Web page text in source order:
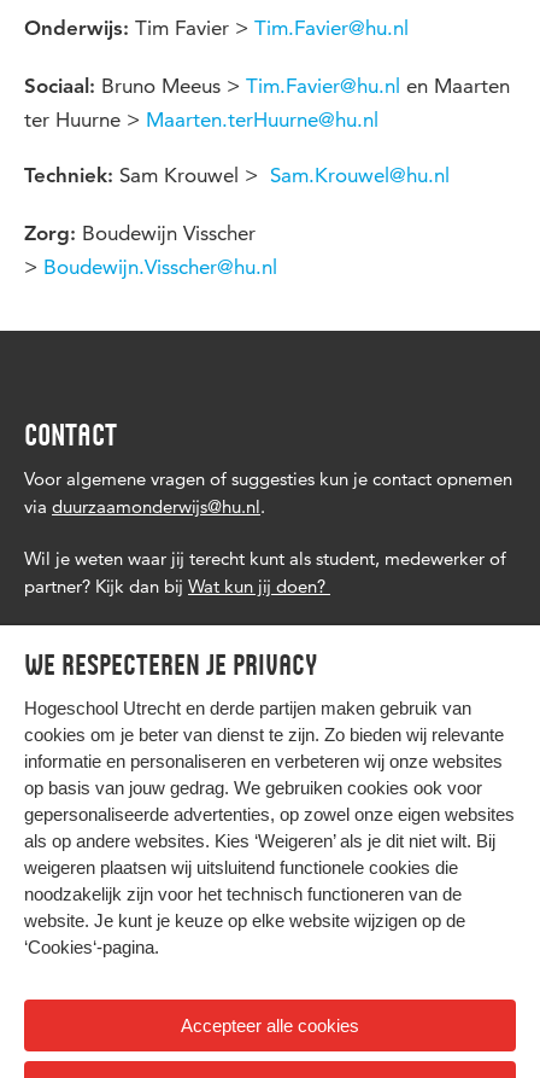
We respecteren je privacy
Hogeschool Utrecht en derde partijen maken gebruik van
cookies om je beter van dienst te zijn. Zo bieden wij relevante
informatie en personaliseren en verbeteren wij onze websites
op basis van jouw gedrag. We gebruiken cookies ook voor
gepersonaliseerde advertenties, op zowel onze eigen websites
als op andere websites. Kies ‘Weigeren’ als je dit niet wilt. Bij
weigeren plaatsen wij uitsluitend functionele cookies die
noodzakelijk zijn voor het technisch functioneren van de
website. Je kunt je keuze op elke website wijzigen op de
‘Cookies‘-pagina.
Accepteer alle cookies
Onderwijs: Tim Favier > Tim.Favier@hu.nl
Sociaal: Bruno Meeus > Tim.Favier@hu.nl en Maarten
ter Huurne > Maarten.terHuurne@hu.nl
Techniek: Sam Krouwel > Sam.Krouwel@hu.nl
Zorg: Boudewijn Visscher
> Boudewijn.Visscher@hu.nl
CONTACT
Voor algemene vragen of suggesties kun je contact opnemen
via duurzaamonderwijs@hu.nl.
Wil je weten waar jij terecht kunt als student, medewerker of
partner? Kijk dan bij Wat kun jij doen?
HIER KOMT ALLES SAMEN
Privacy
Cookies